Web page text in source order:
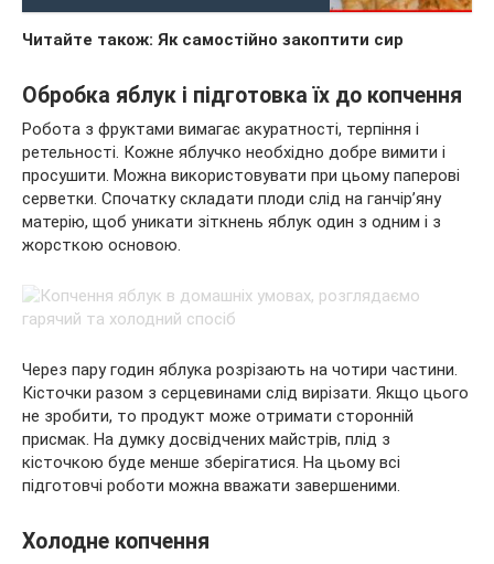
Читайте також: Як самостійно закоптити сир
Обробка яблук і підготовка їх до копчення
Робота з фруктами вимагає акуратності, терпіння і
ретельності. Кожне яблучко необхідно добре вимити і
просушити. Можна використовувати при цьому паперові
серветки. Спочатку складати плоди слід на ганчір’яну
матерію, щоб уникати зіткнень яблук один з одним і з
жорсткою основою.
Через пару годин яблука розрізають на чотири частини.
Кісточки разом з серцевинами слід вирізати. Якщо цього
не зробити, то продукт може отримати сторонній
присмак. На думку досвідчених майстрів, плід з
кісточкою буде менше зберігатися. На цьому всі
підготовчі роботи можна вважати завершеними.
Холодне копчення